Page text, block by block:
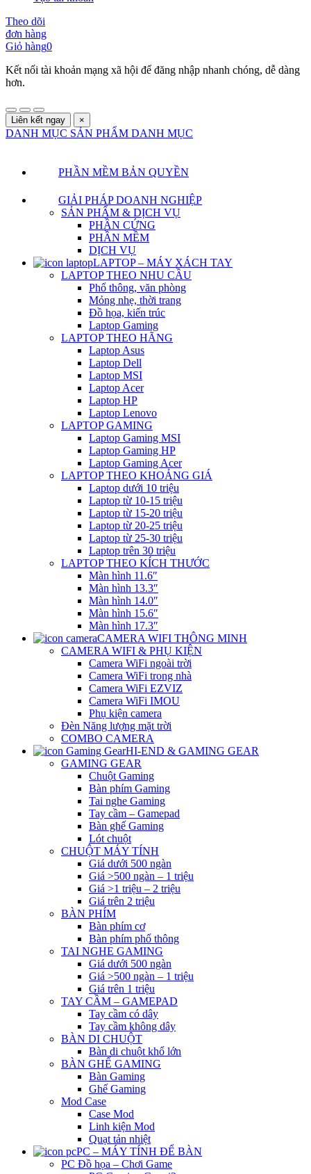
Theo dõi
đơn hàng
Giỏ hàng0
Kết nối tài khoản mạng xã hội để đăng nhập nhanh chóng, dễ dàng
hơn.
Liên kết ngay ×
DANH MỤC SẢN PHẨM DANH MỤC
PHẦN MỀM BẢN QUYỀN
GIẢI PHÁP DOANH NGHIỆP
SẢN PHẨM & DỊCH VỤ
PHẦN CỨNG
PHẦN MỀM
DỊCH VỤ
LAPTOP – MÁY XÁCH TAY
LAPTOP THEO NHU CẦU
Phổ thông, văn phòng
Mỏng nhẹ, thời trang
Đồ họa, kiến trúc
Laptop Gaming
LAPTOP THEO HÃNG
Laptop Asus
Laptop Dell
Laptop MSI
Laptop Acer
Laptop HP
Laptop Lenovo
LAPTOP GAMING
Laptop Gaming MSI
Laptop Gaming HP
Laptop Gaming Acer
LAPTOP THEO KHOẢNG GIÁ
Laptop dưới 10 triệu
Laptop từ 10-15 triệu
Laptop từ 15-20 triệu
Laptop từ 20-25 triệu
Laptop từ 25-30 triệu
Laptop trên 30 triệu
LAPTOP THEO KÍCH THƯỚC
Màn hình 11.6″
Màn hình 13.3″
Màn hình 14.0″
Màn hình 15.6″
Màn hình 17.3″
CAMERA WIFI THÔNG MINH
CAMERA WIFI & PHỤ KIỆN
Camera WiFi ngoài trời
Camera WiFi trong nhà
Camera WiFi EZVIZ
Camera WiFi IMOU
Phụ kiện camera
Đèn Năng lượng mặt trời
COMBO CAMERA
HI-END & GAMING GEAR
GAMING GEAR
Chuột Gaming
Bàn phím Gaming
Tai nghe Gaming
Tay cầm – Gamepad
Bàn ghế Gaming
Lót chuột
CHUỘT MÁY TÍNH
Giá dưới 500 ngàn
Giá >500 ngàn – 1 triệu
Giá >1 triệu – 2 triệu
Giá trên 2 triệu
BÀN PHÍM
Bàn phím cơ
Bàn phím phổ thông
TAI NGHE GAMING
Giá dưới 500 ngàn
Giá >500 ngàn – 1 triệu
Giá trên 1 triệu
TAY CẦM – GAMEPAD
Tay cầm có dây
Tay cầm không dây
BÀN DI CHUỘT
Bàn di chuột khổ lớn
BÀN GHẾ GAMING
Bàn Gaming
Ghế Gaming
Mod Case
Case Mod
Linh kiện Mod
Quạt tản nhiệt
PC – MÁY TÍNH ĐỂ BÀN
PC Đồ họa – Chơi Game